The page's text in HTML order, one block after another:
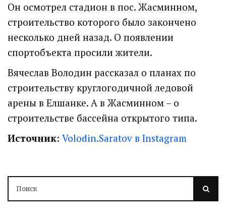
Он осмотрел стадион в пос. Жасминном,
строительство которого было закончено
несколько дней назад. О появлении
спортобъекта просили жители.
Вячеслав Володин рассказал о планах по
строительству круглогодичной ледовой
арены в Елшанке. А в Жасминном – о
строительстве бассейна открытого типа.
Источник: Volodin.Saratov в Instagram